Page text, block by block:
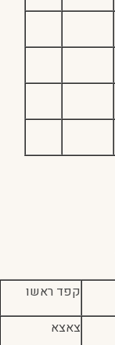
קפד ראשו
צאצא